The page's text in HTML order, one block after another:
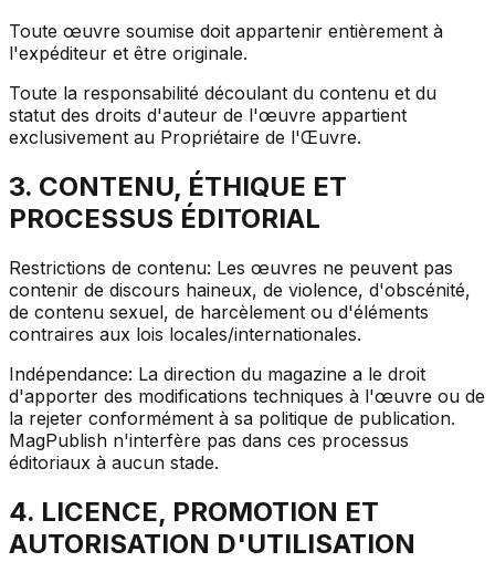
Toute œuvre soumise doit appartenir entièrement à
l'expéditeur et être originale.
Toute la responsabilité découlant du contenu et du
statut des droits d'auteur de l'œuvre appartient
exclusivement au Propriétaire de l'Œuvre.
3. CONTENU, ÉTHIQUE ET
PROCESSUS ÉDITORIAL
Restrictions de contenu: Les œuvres ne peuvent pas
contenir de discours haineux, de violence, d'obscénité,
de contenu sexuel, de harcèlement ou d'éléments
contraires aux lois locales/internationales.
Indépendance: La direction du magazine a le droit
d'apporter des modifications techniques à l'œuvre ou de
la rejeter conformément à sa politique de publication.
MagPublish n'interfère pas dans ces processus
éditoriaux à aucun stade.
4. LICENCE, PROMOTION ET
AUTORISATION D'UTILISATION